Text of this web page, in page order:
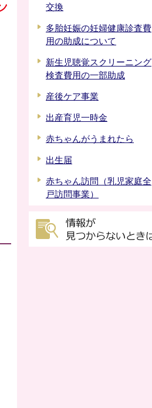
交換
多胎妊娠の妊婦健康診査費
用の助成について
新生児聴覚スクリーニング
検査費用の一部助成
産後ケア事業
出産育児一時金
赤ちゃんがうまれたら
出生届
赤ちゃん訪問（乳児家庭全
戸訪問事業）